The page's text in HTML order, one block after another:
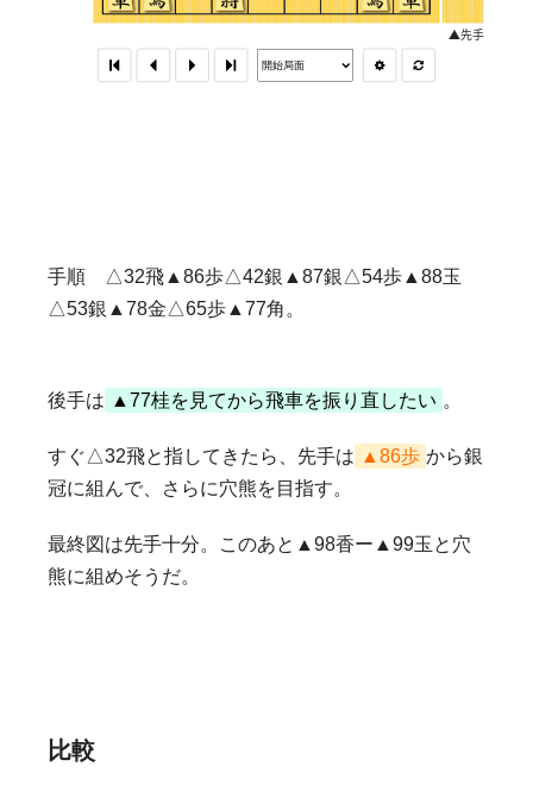
手順 △32飛▲86歩△42銀▲87銀△54歩▲88玉
△53銀▲78金△65歩▲77角。
後手は ▲77桂を見てから飛車を振り直したい 。
すぐ△32飛と指してきたら、先手は ▲86歩 から銀
冠に組んで、さらに穴熊を目指す。
最終図は先手十分。このあと▲98香ー▲99玉と穴
熊に組めそうだ。
比較